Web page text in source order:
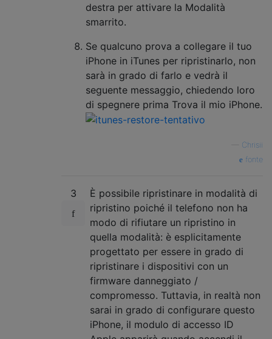
destra per attivare la Modalità
smarrito.
Se qualcuno prova a collegare il tuo
iPhone in iTunes per ripristinarlo, non
sarà in grado di farlo e vedrà il
seguente messaggio, chiedendo loro
di spegnere prima Trova il mio iPhone.
Chrisii
fonte
3
È possibile ripristinare in modalità di
ripristino poiché il telefono non ha
modo di rifiutare un ripristino in
quella modalità: è esplicitamente
progettato per essere in grado di
ripristinare i dispositivi con un
firmware danneggiato /
compromesso. Tuttavia, in realtà non
sarai in grado di configurare questo
iPhone, il modulo di accesso ID